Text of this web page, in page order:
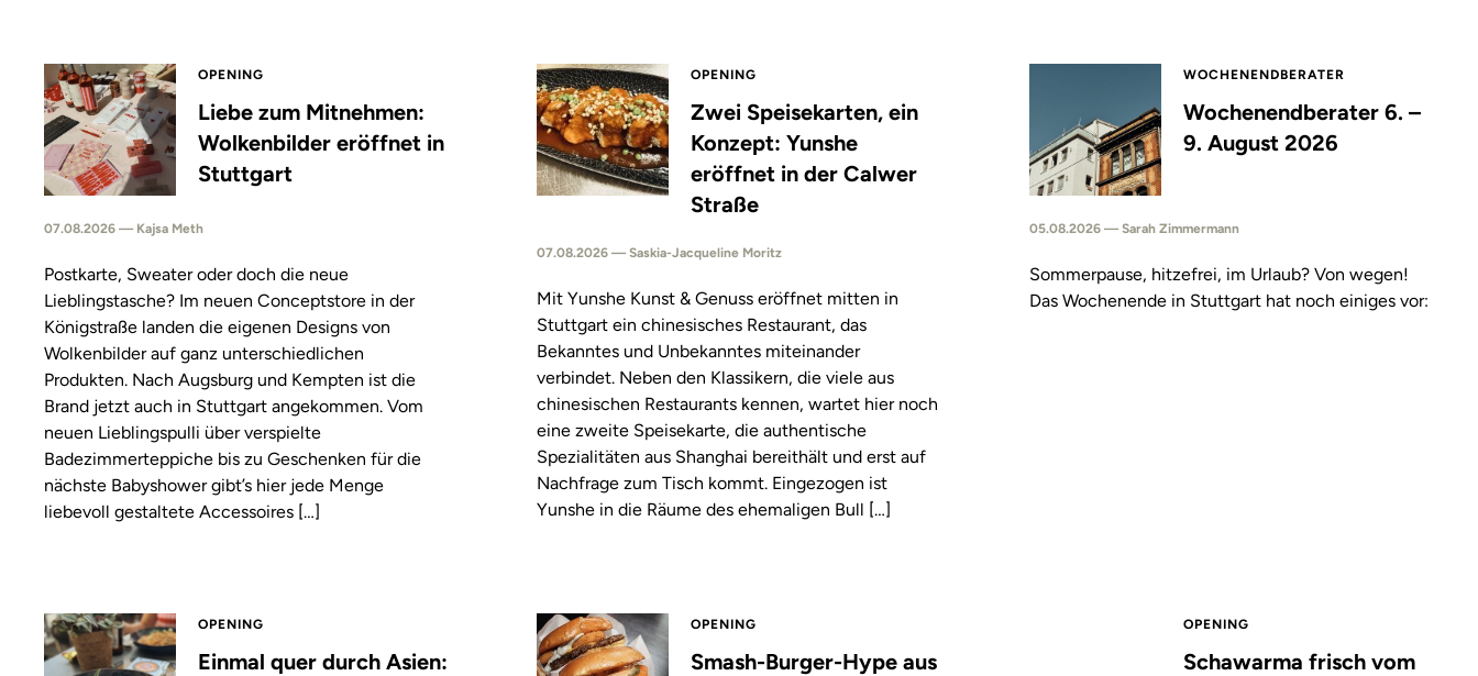
OPENING
Liebe zum Mitnehmen:
Wolkenbilder eröffnet in
Stuttgart
07.08.2026 — Kajsa Meth
Postkarte, Sweater oder doch die neue
Lieblingstasche? Im neuen Conceptstore in der
Königstraße landen die eigenen Designs von
Wolkenbilder auf ganz unterschiedlichen
Produkten. Nach Augsburg und Kempten ist die
Brand jetzt auch in Stuttgart angekommen. Vom
neuen Lieblingspulli über verspielte
Badezimmerteppiche bis zu Geschenken für die
nächste Babyshower gibt’s hier jede Menge
liebevoll gestaltete Accessoires […]
OPENING
Zwei Speisekarten, ein
Konzept: Yunshe
eröffnet in der Calwer
Straße
07.08.2026 — Saskia-Jacqueline Moritz
Mit Yunshe Kunst & Genuss eröffnet mitten in
Stuttgart ein chinesisches Restaurant, das
Bekanntes und Unbekanntes miteinander
verbindet. Neben den Klassikern, die viele aus
chinesischen Restaurants kennen, wartet hier noch
eine zweite Speisekarte, die authentische
Spezialitäten aus Shanghai bereithält und erst auf
Nachfrage zum Tisch kommt. Eingezogen ist
Yunshe in die Räume des ehemaligen Bull […]
WOCHENENDBERATER
Wochenendberater 6. –
9. August 2026
05.08.2026 — Sarah Zimmermann
Sommerpause, hitzefrei, im Urlaub? Von wegen!
Das Wochenende in Stuttgart hat noch einiges vor:
OPENING
Einmal quer durch Asien:
OPENING
Smash-Burger-Hype aus
OPENING
Schawarma frisch vom